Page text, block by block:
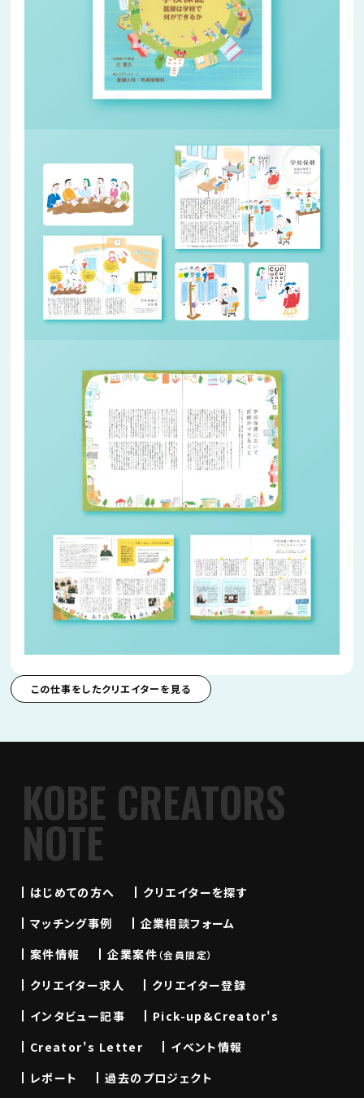
この仕事をしたクリエイターを見る
KOBE CREATORS
NOTE
はじめての方へ
クリエイターを探す
マッチング事例
企業相談フォーム
案件情報
企業案件（会員限定）
クリエイター求人
クリエイター登録
インタビュー記事
Pick-up&Creator's
Creator's Letter
イベント情報
レポート
過去のプロジェクト